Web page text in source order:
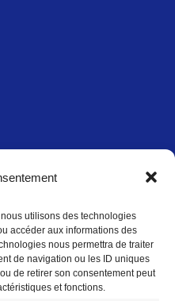
utilisons des technologies
accéder aux informations des
nous permettra de traiter
de navigation ou les ID uniques
de retirer son consentement peut
et fonctions.